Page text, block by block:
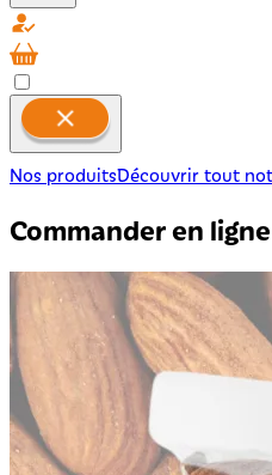
Nos produitsDécouvrir tout
Commander en ligne